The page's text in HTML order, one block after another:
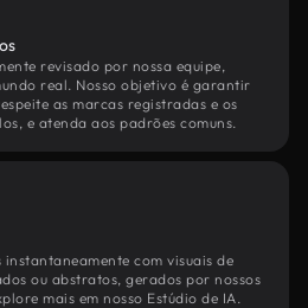
revisado por nossa equipe,
real. Nosso objetivo é garantir
as marcas registradas e os
e atenda aos padrões comuns.
com visuais de
ou abstratos, gerados por nossos
mais em nosso Estúdio de IA.